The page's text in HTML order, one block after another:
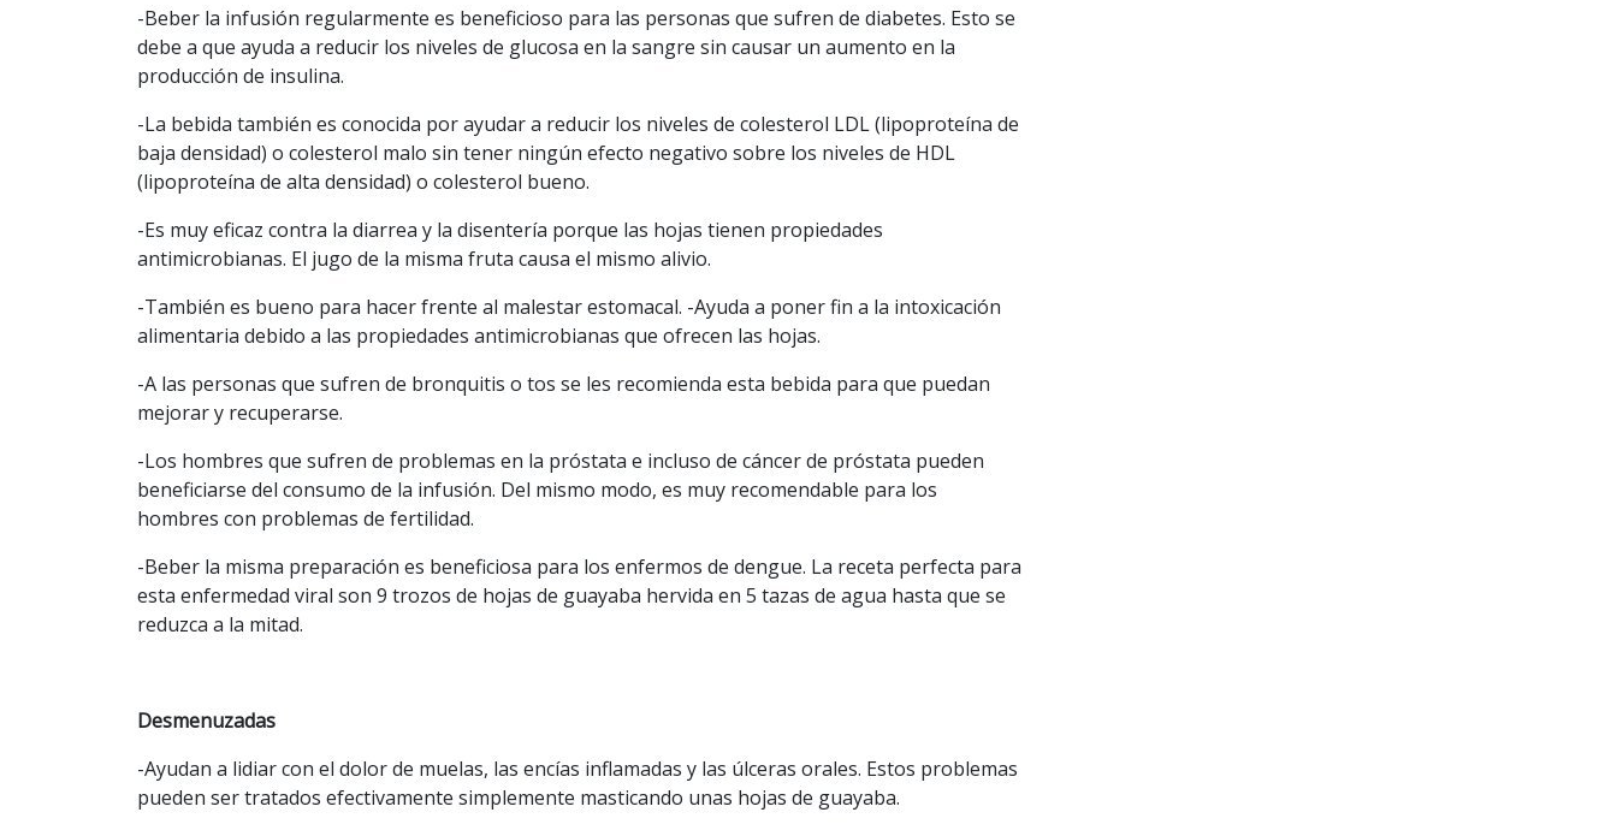
-Beber la infusión regularmente es beneficioso para las personas que sufren de diabetes. Esto se
debe a que ayuda a reducir los niveles de glucosa en la sangre sin causar un aumento en la
producción de insulina.
-La bebida también es conocida por ayudar a reducir los niveles de colesterol LDL (lipoproteína de
baja densidad) o colesterol malo sin tener ningún efecto negativo sobre los niveles de HDL
(lipoproteína de alta densidad) o colesterol bueno.
-Es muy eficaz contra la diarrea y la disentería porque las hojas tienen propiedades
antimicrobianas. El jugo de la misma fruta causa el mismo alivio.
-También es bueno para hacer frente al malestar estomacal. -Ayuda a poner fin a la intoxicación
alimentaria debido a las propiedades antimicrobianas que ofrecen las hojas.
-A las personas que sufren de bronquitis o tos se les recomienda esta bebida para que puedan
mejorar y recuperarse.
-Los hombres que sufren de problemas en la próstata e incluso de cáncer de próstata pueden
beneficiarse del consumo de la infusión. Del mismo modo, es muy recomendable para los
hombres con problemas de fertilidad.
-Beber la misma preparación es beneficiosa para los enfermos de dengue. La receta perfecta para
esta enfermedad viral son 9 trozos de hojas de guayaba hervida en 5 tazas de agua hasta que se
reduzca a la mitad.
Desmenuzadas
-Ayudan a lidiar con el dolor de muelas, las encías inflamadas y las úlceras orales. Estos problemas
pueden ser tratados efectivamente simplemente masticando unas hojas de guayaba.